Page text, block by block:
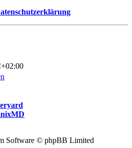
Software © phpBB Limited